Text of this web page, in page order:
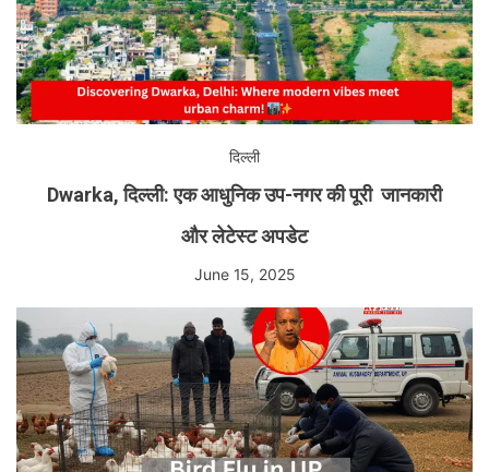
दिल्ली
Dwarka, दिल्ली: एक आधुनिक उप-नगर की पूरी जानकारी
और लेटेस्ट अपडेट
June 15, 2025